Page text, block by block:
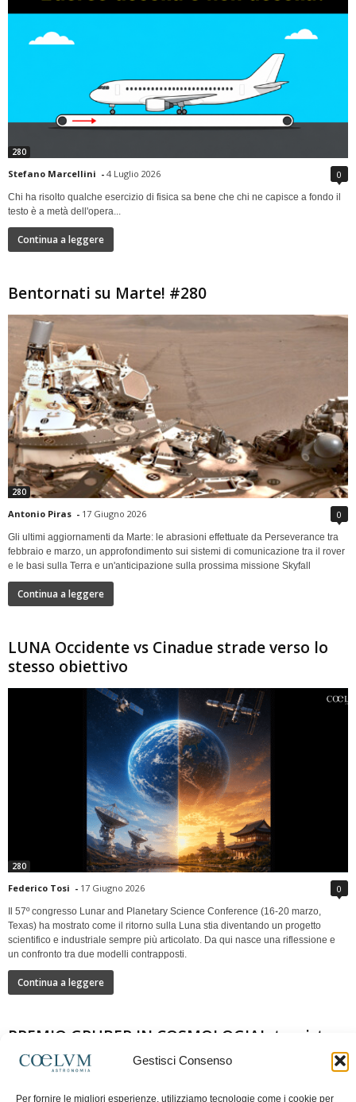
Gestisci Consenso
Per fornire le migliori esperienze, utilizziamo tecnologie come i cookie per
280
Stefano Marcellini - 4 Luglio 2026 0
Chi ha risolto qualche esercizio di fisica sa bene che chi ne capisce a fondo il
testo è a metà dell'opera...
Continua a leggere
Bentornati su Marte! #280
280
Antonio Piras - 17 Giugno 2026 0
Gli ultimi aggiornamenti da Marte: le abrasioni effettuate da Perseverance tra
febbraio e marzo, un approfondimento sui sistemi di comunicazione tra il rover
e le basi sulla Terra e un'anticipazione sulla prossima missione Skyfall
Continua a leggere
LUNA Occidente vs Cinadue strade verso lo
stesso obiettivo
280
Federico Tosi - 17 Giugno 2026 0
Il 57º congresso Lunar and Planetary Science Conference (16-20 marzo,
Texas) ha mostrato come il ritorno sulla Luna stia diventando un progetto
scientifico e industriale sempre più articolato. Da qui nasce una riflessione e
un confronto tra due modelli contrapposti.
Continua a leggere
PREMIO GRUBER IN COSMOLOGIAIntervista a
Nazzareno Mandolesi